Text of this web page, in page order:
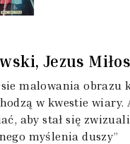
Jezus
malowania obrazu
w kwestie wiary.
aby stał się
myślenia duszy”